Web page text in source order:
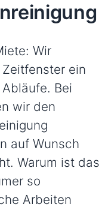
Wir
ein
Bei
wir den
auf Wunsch
Warum ist das
so
Arbeiten